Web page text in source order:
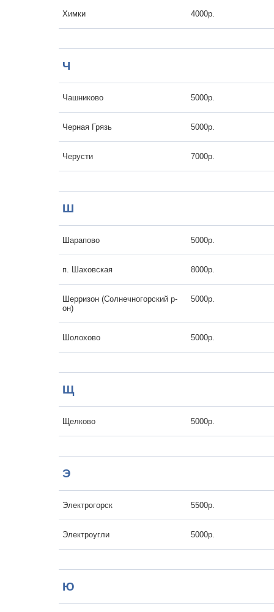
Химки 4000р.
Ч
Чашниково 5000р.
Черная Грязь 5000р.
Черусти 7000р.
Ш
Шарапово 5000р.
п. Шаховская 8000р.
Шерризон (Солнечногорский р-
он)
5000р.
Шолохово 5000р.
Щ
Щелково 5000р.
Э
Электрогорск 5500р.
Электроугли 5000р.
Ю